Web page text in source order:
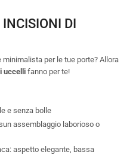
INCISIONI DI
per le tue porte? Allora
uccelli fanno per te!
e senza bolle
assemblaggio laborioso o
aspetto elegante, bassa